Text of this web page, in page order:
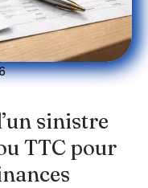
sinistre
TTC pour